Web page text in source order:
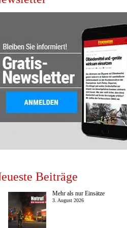
Beiträge
Mehr als nur Einsätze
3. August 2026